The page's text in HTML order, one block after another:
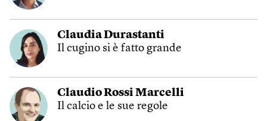
Claudia Durastanti
Il cugino si è fatto grande
Claudio Rossi Marcelli
Il calcio e le sue regole